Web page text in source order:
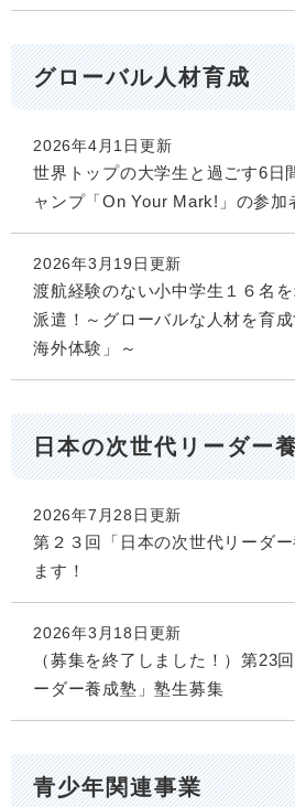
グローバル人材育成
2026年4月1日更新
世界トップの大学生と過ごす6
ャンプ「On Your Mark!」の参加
2026年3月19日更新
渡航経験のない小中学生１６名
派遣！～グローバルな人材を育
海外体験」～
日本の次世代リーダー
2026年7月28日更新
第２３回「日本の次世代リーダ
ます！
2026年3月18日更新
（募集を終了しました！）第23
ーダー養成塾」塾生募集
青少年関連事業